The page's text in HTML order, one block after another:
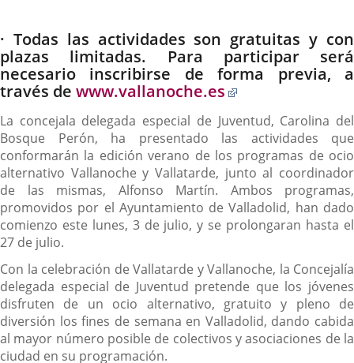
Descripción
· Todas las actividades son gratuitas y con
plazas limitadas. Para participar será
necesario inscribirse de forma previa, a
través de www.vallanoche.es
Enlace
una
aplicación
externa.
La concejala delegada especial de Juventud, Carolina del
Bosque Perón, ha presentado las actividades que
conformarán la edición verano de los programas de ocio
alternativo Vallanoche y Vallatarde, junto al coordinador
de las mismas, Alfonso Martín. Ambos programas,
promovidos por el Ayuntamiento de Valladolid, han dado
comienzo este lunes, 3 de julio, y se prolongaran hasta el
27 de julio.
Con la celebración de Vallatarde y Vallanoche, la Concejalía
delegada especial de Juventud pretende que los jóvenes
disfruten de un ocio alternativo, gratuito y pleno de
diversión los fines de semana en Valladolid, dando cabida
al mayor número posible de colectivos y asociaciones de la
ciudad en su programación.